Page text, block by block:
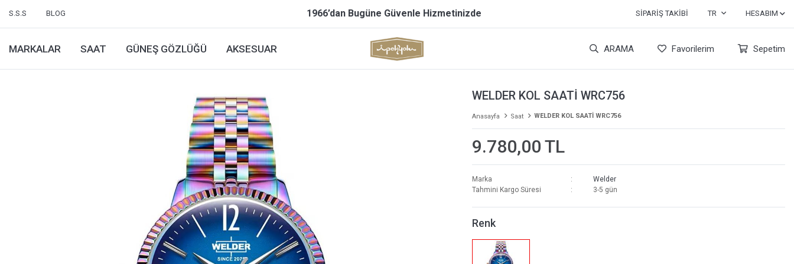
S.S.S BLOG 1966’dan Bugüne Güvenle Hizmetinizde SIPARIŞ TAKIBI TR HESABIM
MARKALAR SAAT GÜNEŞ GÖZLÜĞÜ AKSESUAR ARAMA Favorilerim Sepetim
WELDER KOL SAATİ WRC756
Anasayfa Saat WELDER KOL SAATİ WRC756
9.780,00 TL
Marka
Welder
Tahmini Kargo Süresi
3-5 gün
Renk